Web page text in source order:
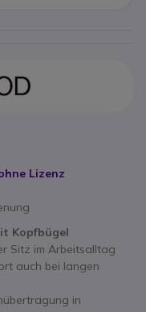
Lizenz
Kopfbügel
Sitz im Arbeitsalltag
auch bei langen
in